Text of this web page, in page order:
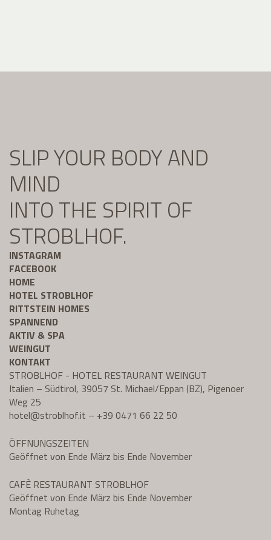
SLIP YOUR BODY AND
MIND
INTO THE SPIRIT OF
STROBLHOF.
INSTAGRAM
FACEBOOK
HOME
HOTEL STROBLHOF
RITTSTEIN HOMES
SPANNEND
AKTIV & SPA
WEINGUT
KONTAKT
STROBLHOF - HOTEL RESTAURANT WEINGUT
Italien – Südtirol, 39057 St. Michael/Eppan (BZ), Pigenoer
Weg 25
hotel@stroblhof.it – +39 0471 66 22 50
ÖFFNUNGSZEITEN
Geöffnet von Ende März bis Ende November
CAFÈ RESTAURANT STROBLHOF
Geöffnet von Ende März bis Ende November
Montag Ruhetag